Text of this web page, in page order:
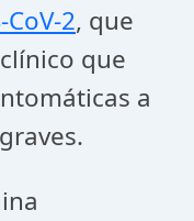
2, que
que
a